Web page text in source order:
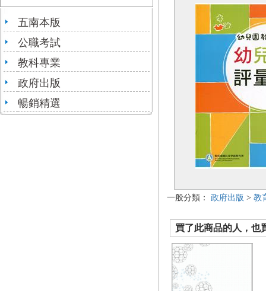
五南本版
公職考試
教科專業
政府出版
暢銷精選
一般分類： 政府出版 > 教
買了此商品的人，也